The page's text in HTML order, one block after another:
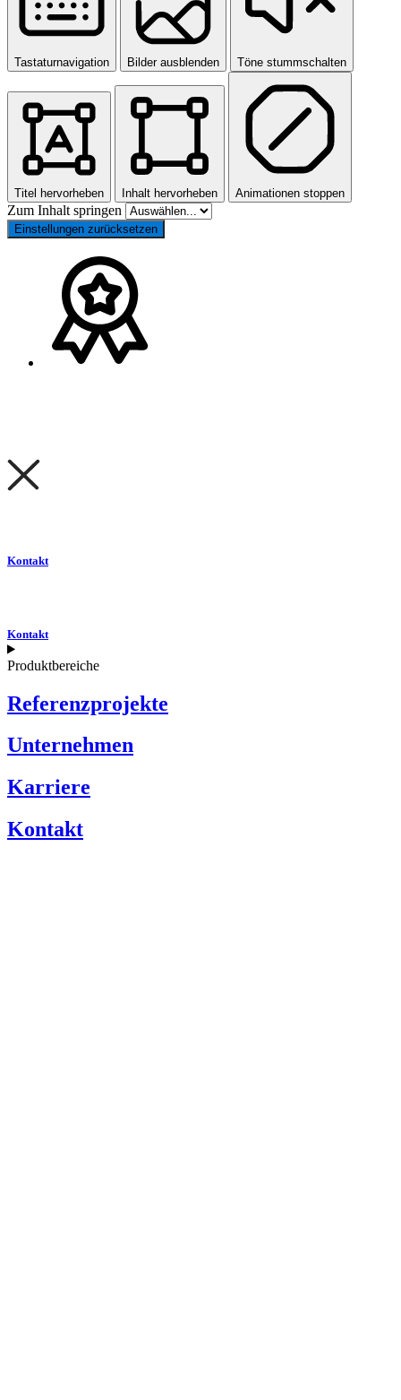
Tastaturnavigation Bilder ausblenden Töne stummschalten
Titel hervorheben Inhalt hervorheben Animationen stoppen
Zum Inhalt springen
Einstellungen zurücksetzen
Kontakt
Kontakt
Produktbereiche
Referenzprojekte
Unternehmen
Karriere
Kontakt